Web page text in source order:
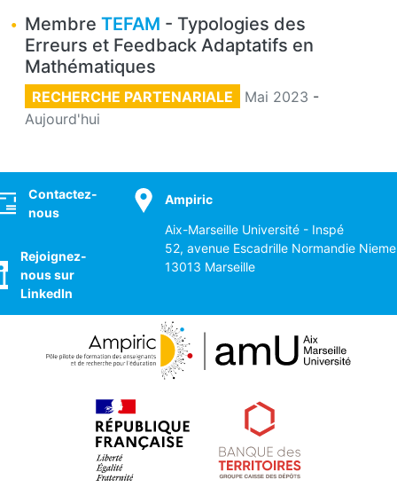
Membre TEFAM - Typologies des
Erreurs et Feedback Adaptatifs en
Mathématiques
RECHERCHE PARTENARIALE Mai 2023 -
Aujourd'hui
Contactez-
nous
Rejoignez-
nous sur
LinkedIn
Ampiric
Aix-Marseille Université - Inspé
52, avenue Escadrille Normandie
13013 Marseille